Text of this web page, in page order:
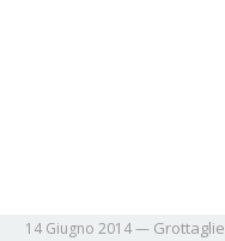
14 Giugno 2014— Grottaglie